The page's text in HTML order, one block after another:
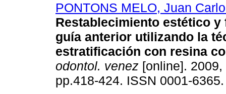
PONTONS MELO, Juan
Restablecimiento estético y
guía anterior utilizando la
estratificación con resina
odontol. venez [online].
pp.418-424. ISSN 0001-6365.